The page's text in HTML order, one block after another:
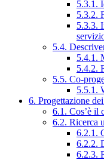
5.3.1.
5.3.2.
5.3.3.
5.4.
5.4.1.
5.4.2.
5.5. Co-
5.5.1.
6. Progettazione
6.1. Cos’è il
6.2. Ricerca
6.2.1.
6.2.2.
6.2.3.